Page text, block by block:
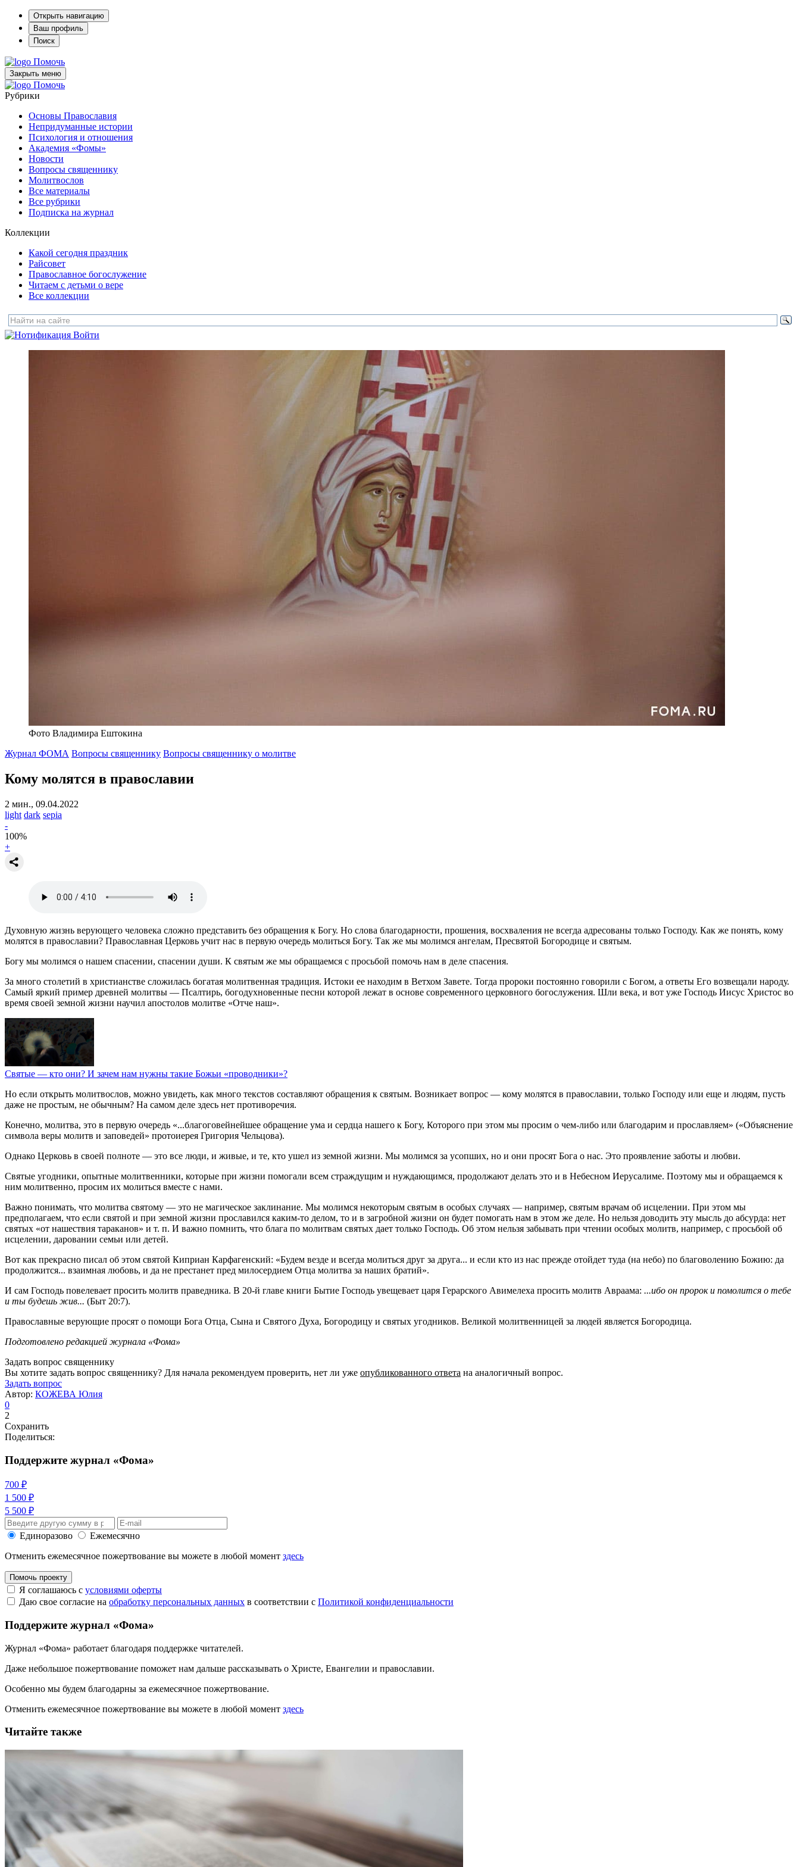
Открыть навигацию
Ваш профиль
Поиск
Помочь
Закрыть меню
Помочь
Рубрики
Основы Православия
Непридуманные истории
Психология и отношения
Академия «Фомы»
Новости
Вопросы священнику
Молитвослов
Все материалы
Все рубрики
Подписка на журнал
Коллекции
Какой сегодня праздник
Райсовет
Православное богослужение
Читаем с детьми о вере
Все коллекции
Войти
Фото Владимира Ештокина
Журнал ФОМА Вопросы священнику Вопросы священнику о молитве
Кому молятся в православии
2 мин., 09.04.2022
light dark sepia
-
100%
+
Духовную жизнь верующего человека сложно представить без обращения к Богу. Но слова благодарности, прошения, восхваления не всегда адресованы только Господу. Как же понять, кому
молятся в православии? Православная Церковь учит нас в первую очередь молиться Богу. Так же мы молимся ангелам, Пресвятой Богородице и святым.
Богу мы молимся о нашем спасении, спасении души. К святым же мы обращаемся с просьбой помочь нам в деле спасения.
За много столетий в христианстве сложилась богатая молитвенная традиция. Истоки ее находим в Ветхом Завете. Тогда пророки постоянно говорили с Богом, а ответы Его возвещали народу.
Самый яркий пример древней молитвы — Псалтирь, богодухновенные песни которой лежат в основе современного церковного богослужения. Шли века, и вот уже Господь Иисус Христос во
время своей земной жизни научил апостолов молитве «Отче наш».
Святые — кто они? И зачем нам нужны такие Божьи «проводники»?
Но если открыть молитвослов, можно увидеть, как много текстов составляют обращения к святым. Возникает вопрос — кому молятся в православии, только Господу или еще и людям, пусть
даже не простым, не обычным? На самом деле здесь нет противоречия.
Конечно, молитва, это в первую очередь «...благоговейнейшее обращение ума и сердца нашего к Богу, Которого при этом мы просим о чем-либо или благодарим и прославляем» («Объяснение
символа веры молитв и заповедей» протоиерея Григория Чельцова).
Однако Церковь в своей полноте — это все люди, и живые, и те, кто ушел из земной жизни. Мы молимся за усопших, но и они просят Бога о нас. Это проявление заботы и любви.
Святые угодники, опытные молитвенники, которые при жизни помогали всем страждущим и нуждающимся, продолжают делать это и в Небесном Иерусалиме. Поэтому мы и обращаемся к
ним молитвенно, просим их молиться вместе с нами.
Важно понимать, что молитва святому — это не магическое заклинание. Мы молимся некоторым святым в особых случаях — например, святым врачам об исцелении. При этом мы
предполагаем, что если святой и при земной жизни прославился каким-то делом, то и в загробной жизни он будет помогать нам в этом же деле. Но нельзя доводить эту мысль до абсурда: нет
святых «от нашествия тараканов» и т. п. И важно помнить, что блага по молитвам святых дает только Господь. Об этом нельзя забывать при чтении особых молитв, например, с просьбой об
исцелении, даровании семьи или детей.
Вот как прекрасно писал об этом святой Киприан Карфагенский: «Будем везде и всегда молиться друг за друга... и если кто из нас прежде отойдет туда (на небо) по благоволению Божию: да
продолжится... взаимная любовь, и да не престанет пред милосердием Отца молитва за наших братий».
И сам Господь повелевает просить молитв праведника. В 20-й главе книги Бытие Господь увещевает царя Герарского Авимелеха просить молитв Авраама: ...ибо он пророк и помолится о тебе
и ты будешь жив... (Быт 20:7).
Православные верующие просят о помощи Бога Отца, Сына и Святого Духа, Богородицу и святых угодников. Великой молитвенницей за людей является Богородица.
Подготовлено редакцией журнала «Фома»
Задать вопрос священнику
Вы хотите задать вопрос священнику? Для начала рекомендуем проверить, нет ли уже опубликованного ответа на аналогичный вопрос.
Задать вопрос
Автор: КОЖЕВА Юлия
0
2
Сохранить
Поделиться:
Поддержите журнал «Фома»
700 ₽
1 500 ₽
5 500 ₽
Единоразово
Ежемесячно
Отменить ежемесячное пожертвование вы можете в любой момент здесь
Помочь проекту
Я соглашаюсь с условиями оферты
Даю свое согласие на обработку персональных данных в соответствии с Политикой конфиденциальности
Поддержите журнал «Фома»
Журнал «Фома» работает благодаря поддержке читателей.
Даже небольшое пожертвование поможет нам дальше рассказывать о Христе, Евангелии и православии.
Особенно мы будем благодарны за ежемесячное пожертвование.
Отменить ежемесячное пожертвование вы можете в любой момент здесь
Читайте также